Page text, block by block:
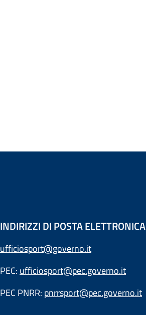
INDIRIZZI DI POSTA ELETTRONICA
ufficiosport@governo.it
PEC: ufficiosport@pec.governo.it
PEC PNRR: pnrrsport@pec.governo.it